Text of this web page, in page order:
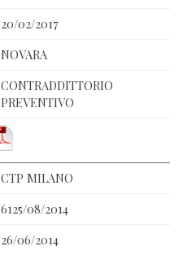
20/02/2017
NOVARA
CONTRADDITTORIO
PREVENTIVO
CTP MILANO
6125/08/2014
26/06/2014